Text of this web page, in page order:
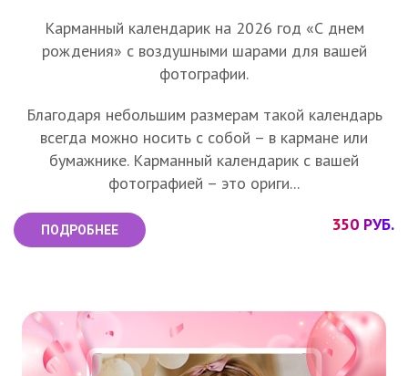
Карманный календарик на 2026 год «С днем
рождения» с воздушными шарами для вашей
фотографии.
Благодаря небольшим размерам такой календарь
всегда можно носить с собой – в кармане или
бумажнике. Карманный календарик с вашей
фотографией – это ориги...
ПОДРОБНЕЕ 350 РУБ.